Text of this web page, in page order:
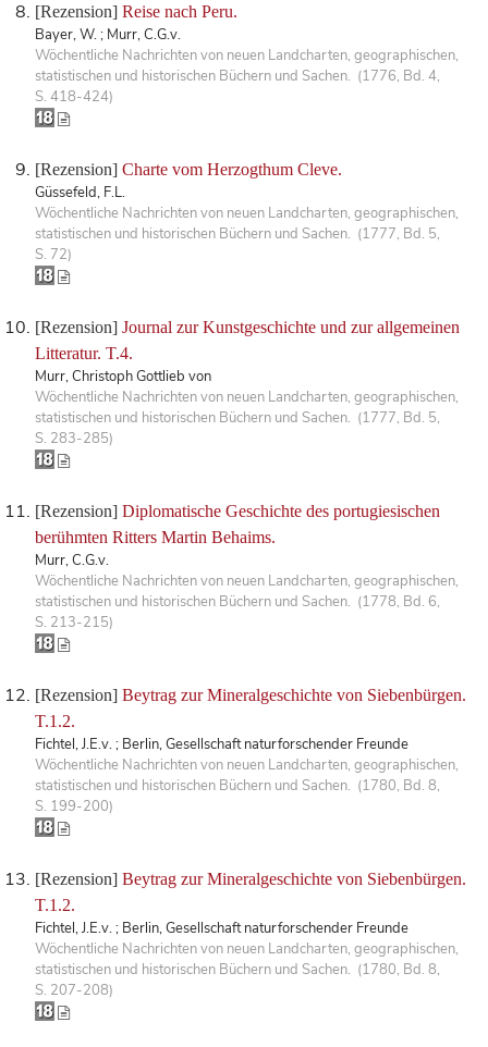
[Rezension] Reise nach Peru.
Bayer, W. ; Murr, C.G.v.
Wöchentliche Nachrichten von neuen Landcharten, geographischen,
statistischen und historischen Büchern und Sachen. (1776, Bd. 4,
S. 418-424)
[Rezension] Charte vom Herzogthum Cleve.
Güssefeld, F.L.
Wöchentliche Nachrichten von neuen Landcharten, geographischen,
statistischen und historischen Büchern und Sachen. (1777, Bd. 5,
S. 72)
[Rezension] Journal zur Kunstgeschichte und zur allgemeinen
Litteratur. T.4.
Murr, Christoph Gottlieb von
Wöchentliche Nachrichten von neuen Landcharten, geographischen,
statistischen und historischen Büchern und Sachen. (1777, Bd. 5,
S. 283-285)
[Rezension] Diplomatische Geschichte des portugiesischen
berühmten Ritters Martin Behaims.
Murr, C.G.v.
Wöchentliche Nachrichten von neuen Landcharten, geographischen,
statistischen und historischen Büchern und Sachen. (1778, Bd. 6,
S. 213-215)
[Rezension] Beytrag zur Mineralgeschichte von Siebenbürgen.
T.1.2.
Fichtel, J.E.v. ; Berlin, Gesellschaft naturforschender Freunde
Wöchentliche Nachrichten von neuen Landcharten, geographischen,
statistischen und historischen Büchern und Sachen. (1780, Bd. 8,
S. 199-200)
[Rezension] Beytrag zur Mineralgeschichte von Siebenbürgen.
T.1.2.
Fichtel, J.E.v. ; Berlin, Gesellschaft naturforschender Freunde
Wöchentliche Nachrichten von neuen Landcharten, geographischen,
statistischen und historischen Büchern und Sachen. (1780, Bd. 8,
S. 207-208)